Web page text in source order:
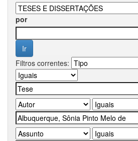
por
Filtros correntes: